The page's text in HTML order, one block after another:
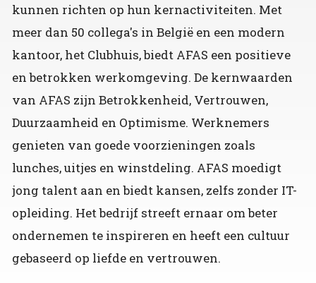
kunnen richten op hun kernactiviteiten. Met
meer dan 50 collega's in België en een modern
kantoor, het Clubhuis, biedt AFAS een positieve
en betrokken werkomgeving. De kernwaarden
van AFAS zijn Betrokkenheid, Vertrouwen,
Duurzaamheid en Optimisme. Werknemers
genieten van goede voorzieningen zoals
lunches, uitjes en winstdeling. AFAS moedigt
jong talent aan en biedt kansen, zelfs zonder IT-
opleiding. Het bedrijf streeft ernaar om beter
ondernemen te inspireren en heeft een cultuur
gebaseerd op liefde en vertrouwen.